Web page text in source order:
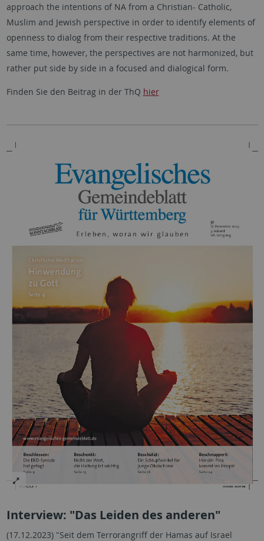
approach the intentions of NA from a Christian- Catholic,
Muslim and Jewish perspective in order to identify elements of
openness to dialog from their respective traditions. At the
same time, however, the perspectives are not harmonized, but
rather put side by side in a focused and dialogical form.
Finden Sie den Beitrag in der ThQ hier
Interview: "Das Leiden des anderen"
(17.12.2023) "Seit dem Terrorangriff der Hamas auf Israel